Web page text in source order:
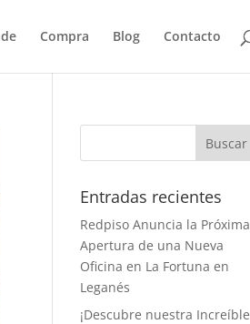
Compra Blog Contacto
Entradas recientes
Redpiso Anuncia la Próxima
Apertura de una Nueva
Oficina en La Fortuna en
Leganés
¡Descubre nuestra Increíble